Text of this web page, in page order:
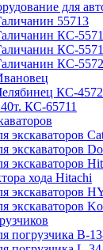
для
55713
КС-
КС-
КС-
КС-
КС-65711
экскаваторов
экскаваторов
экскаваторов
хода Hitachi
экскаваторов
экскаваторов
погрузчика B-